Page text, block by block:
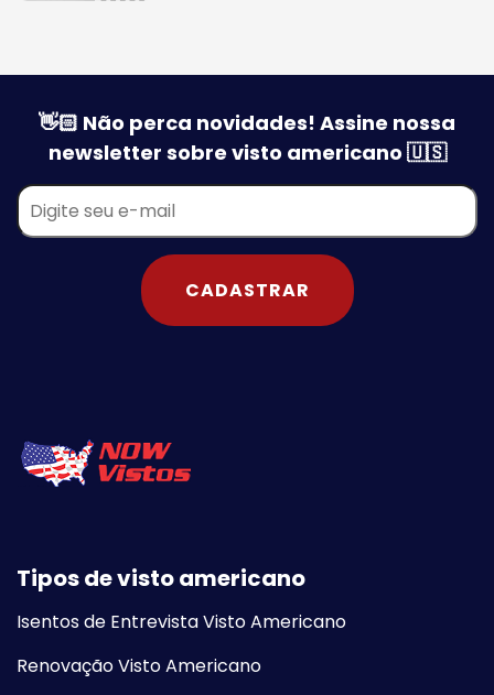
👋🏻 Não perca novidades! Assine nossa
newsletter sobre visto americano 🇺🇸
CADASTRAR
Tipos de visto americano
Isentos de Entrevista Visto Americano
Renovação Visto Americano